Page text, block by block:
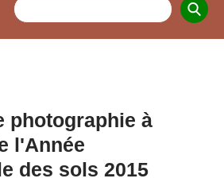
photographie à
l'Année
des sols 2015